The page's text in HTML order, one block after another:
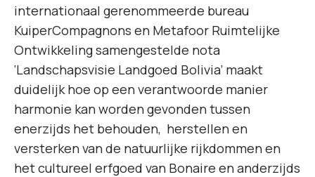
internationaal gerenommeerde bureau
KuiperCompagnons en Metafoor Ruimtelijke
Ontwikkeling samengestelde nota
‘Landschapsvisie Landgoed Bolivia’ maakt
duidelijk hoe op een verantwoorde manier
harmonie kan worden gevonden tussen
enerzijds het behouden, herstellen en
versterken van de natuurlijke rijkdommen en
het cultureel erfgoed van Bonaire en anderzijds